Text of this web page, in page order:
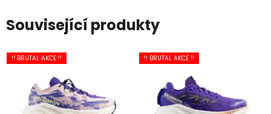
Související produkty
!! BRUTAL AKCE !! !! BRUTAL AKCE !!